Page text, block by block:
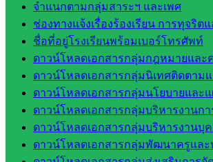
จำแนกตามกลุ่มสาระฯ และเพศ
ช่องทางแจ้งเรื่องร้องเรียน การทุจริ
ชื่อที่อยู่โรงเรียนพร้อมเบอร์โทรศัพท์
ดาวน์โหลดเอกสารกลุ่มกฎหมายและ
ดาวน์โหลดเอกสารกลุ่มนิเทศติดตาม
ดาวน์โหลดเอกสารกลุ่มนโยบายและ
ดาวน์โหลดเอกสารกลุ่มบริหารงานก
ดาวน์โหลดเอกสารกลุ่มบริหารงานบุ
ดาวน์โหลดเอกสารกลุ่มพัฒนาครูแล